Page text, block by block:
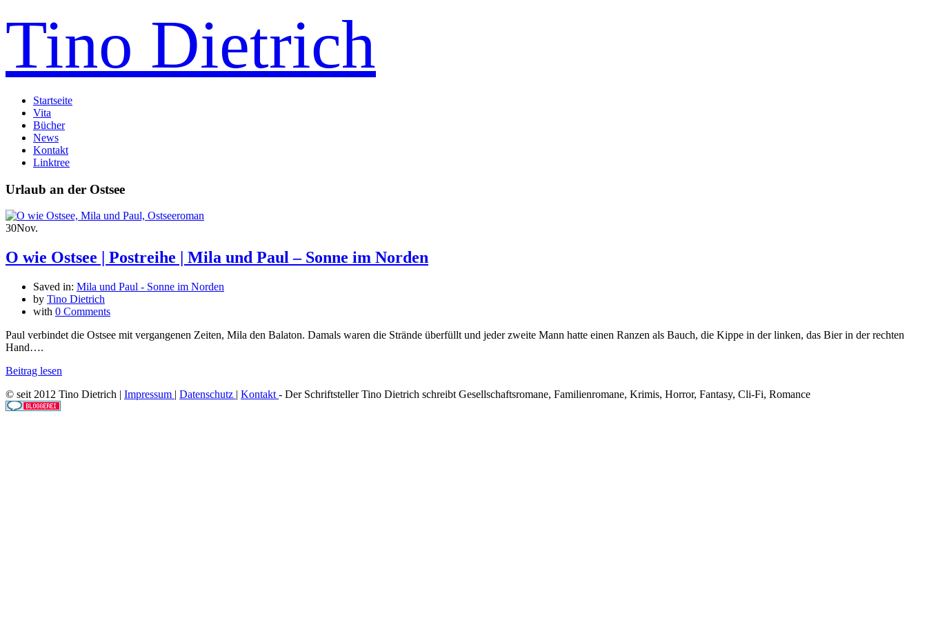
Tino Dietrich
Startseite
Vita
Bücher
News
Kontakt
Linktree
Urlaub an der Ostsee
30Nov.
O wie Ostsee | Postreihe | Mila und Paul – Sonne im Norden
Saved in: Mila und Paul - Sonne im Norden
by Tino Dietrich
with 0 Comments
Paul verbindet die Ostsee mit vergangenen Zeiten, Mila den Balaton. Damals waren die Strände überfüllt und jeder zweite Mann hatte einen Ranzen als Bauch, die Kippe in der linken, das Bier in der rechten
Hand….
Beitrag lesen
© seit 2012 Tino Dietrich | Impressum | Datenschutz | Kontakt - Der Schriftsteller Tino Dietrich schreibt Gesellschaftsromane, Familienromane, Krimis, Horror, Fantasy, Cli-Fi, Romance